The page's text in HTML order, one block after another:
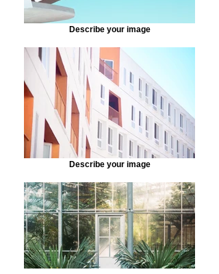
Describe your image
Describe your image